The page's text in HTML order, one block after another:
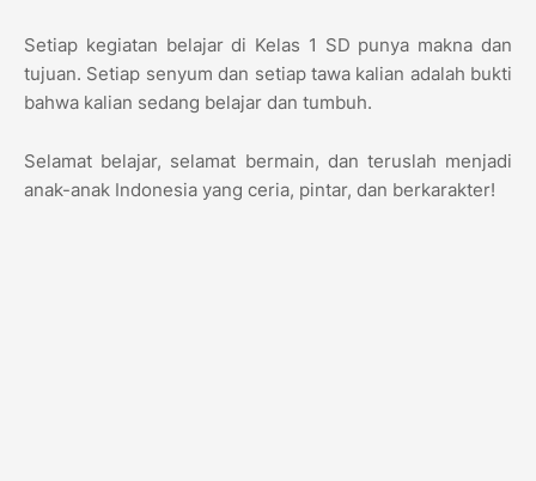
Setiap kegiatan belajar di Kelas 1 SD punya makna dan
tujuan. Setiap senyum dan setiap tawa kalian adalah bukti
bahwa kalian sedang belajar dan tumbuh.
Selamat belajar, selamat bermain, dan teruslah menjadi
anak-anak Indonesia yang ceria, pintar, dan berkarakter!